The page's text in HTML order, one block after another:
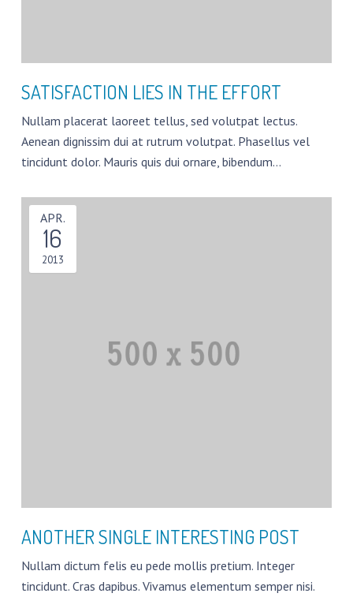
FOTOWETTBEWERB
WATER CHALLENGE
GESCHÜTZTER BEREICH
SATISFACTION LIES IN THE EFFORT
Nullam placerat laoreet tellus, sed volutpat lectus.
Aenean dignissim dui at rutrum volutpat. Phasellus vel
tincidunt dolor. Mauris quis dui ornare, bibendum…
ANOTHER SINGLE INTERESTING POST
APR.
16
2013
Nullam dictum felis eu pede mollis pretium. Integer
tincidunt. Cras dapibus. Vivamus elementum semper nisi.